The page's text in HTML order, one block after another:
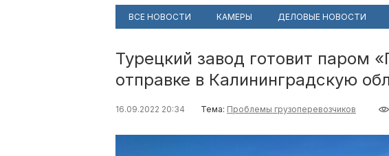
ВСЕ НОВОСТИ КАМЕРЫ ДЕЛОВЫЕ НОВОСТИ
Турецкий завод готовит паром
отправке в Калининградскую
16.09.2022 20:34 Тема: Проблемы грузоперевозчиков